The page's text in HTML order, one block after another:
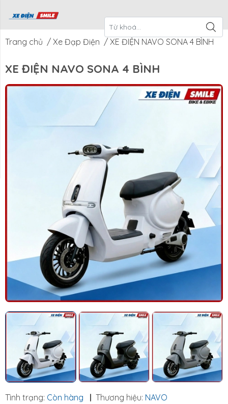
Xe Điện
Smile
CTKM Tháng
Trang chủ / Xe Đạp Điện / XE ĐIỆN NAVO SONA 4 BÌNH
XE ĐIỆN NAVO SONA 4 BÌNH
Tình trạng: Còn hàng | Thương hiệu: NAVO